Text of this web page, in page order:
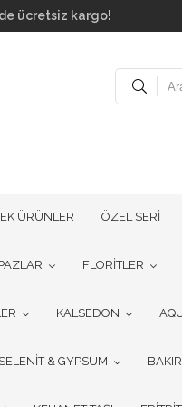
ücretsiz kargo!
ÜRÜNLER ÖZEL SERİ
FLORİTLER
KALSEDON
SELENİT & GYPSUM